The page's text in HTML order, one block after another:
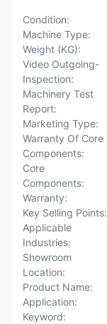
Condition:
Machine Type:
Weight (KG):
Video Outgoing-
Inspection:
Machinery Test
Report:
Marketing Type:
Warranty Of Core
Components:
Core
Components:
Warranty:
Key Selling Points:
Applicable
Industries:
Showroom
Location:
Product Name:
Application:
Keyword: